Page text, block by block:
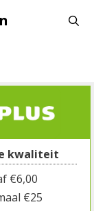
kwaliteit
€6,00
€25